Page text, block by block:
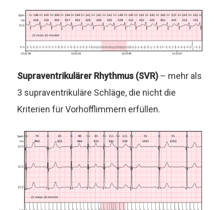
Supraventrikulärer Rhythmus (SVR) – mehr als
3 supraventrikuläre Schläge, die nicht die
Kriterien für Vorhofflimmern erfüllen.